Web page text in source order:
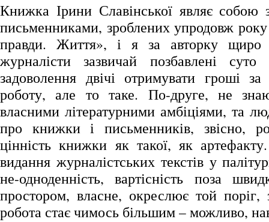
Книжка Ірини Славінської являє собою
письменниками, зроблених упродовж року
правди. Життя», і я за авторку щиро
журналісти зазвичай позбавлені суто
задоволення двічі отримувати гроші
роботу, але то таке. По-друге, не
власними літературними амбіціями, та
про книжки і письменників, звісно,
цінність книжки як такої, як
видання журналістських текстів у
не-одноденність, вартісність поза
простором, власне, окреслює той
робота стає чимось більшим – можливо,